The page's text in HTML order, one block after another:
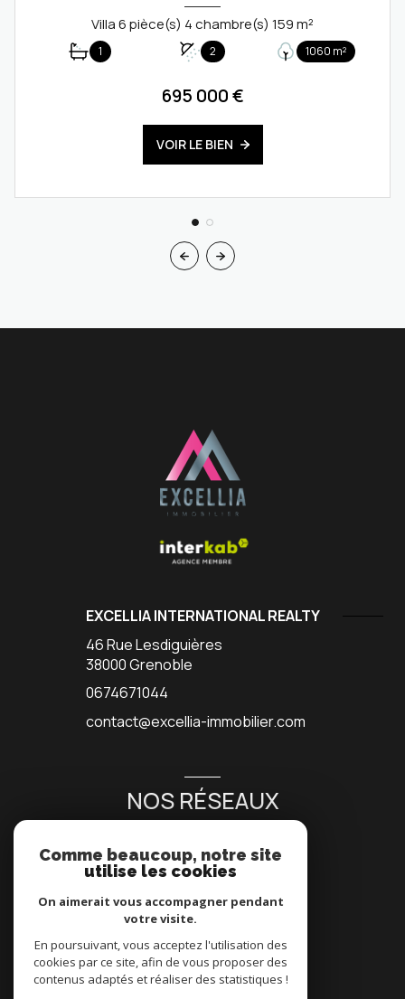
Villa 6 pièce(s) 4 chambre(s) 159 m²
1 2 1060 m²
695 000 €
VOIR LE BIEN
EXCELLIA INTERNATIONAL REALTY
46 Rue Lesdiguières
38000Grenoble
0674671044
contact@excellia-immobilier.com
NOS RÉSEAUX
NOUS SUIVRE
Comme beaucoup, notre site
utilise les cookies
On aimerait vous accompagner pendant
votre visite.
En poursuivant, vous acceptez l'utilisation des
cookies par ce site, afin de vous proposer des
contenus adaptés et réaliser des statistiques !